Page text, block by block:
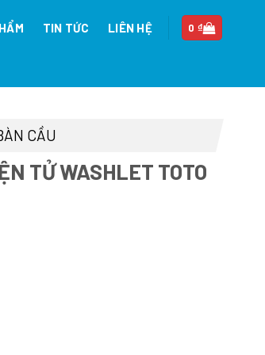
TIN TỨC LIÊN HỆ 0₫
CẦU
TỬ WASHLET TOTO